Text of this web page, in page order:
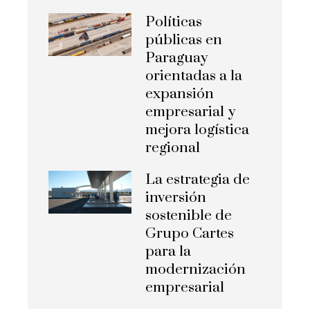
Políticas
públicas en
Paraguay
orientadas a la
expansión
empresarial y
mejora logística
regional
La estrategia de
inversión
sostenible de
Grupo Cartes
para la
modernización
empresarial